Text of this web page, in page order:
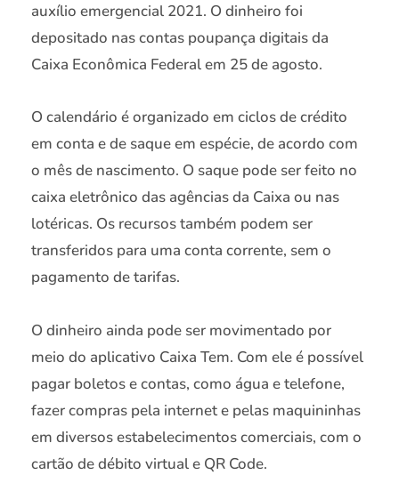
auxílio emergencial 2021. O dinheiro foi
depositado nas contas poupança digitais da
Caixa Econômica Federal em 25 de agosto.
O calendário é organizado em ciclos de crédito
em conta e de saque em espécie, de acordo com
o mês de nascimento. O saque pode ser feito no
caixa eletrônico das agências da Caixa ou nas
lotéricas. Os recursos também podem ser
transferidos para uma conta corrente, sem o
pagamento de tarifas.
O dinheiro ainda pode ser movimentado por
meio do aplicativo Caixa Tem. Com ele é possível
pagar boletos e contas, como água e telefone,
fazer compras pela internet e pelas maquininhas
em diversos estabelecimentos comerciais, com o
cartão de débito virtual e QR Code.